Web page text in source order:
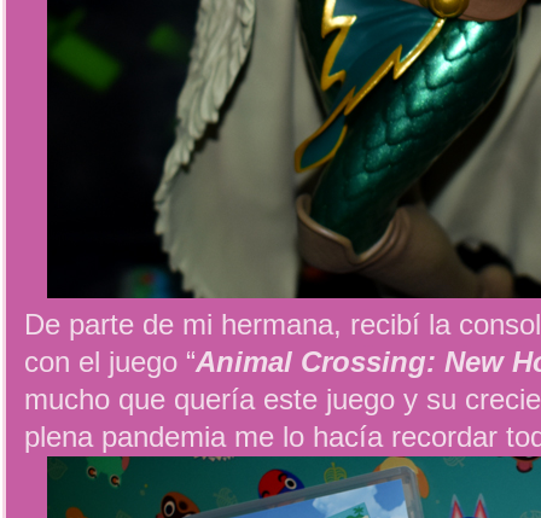
De parte de mi hermana, recibí la
con el juego “Animal Crossing: New
mucho que quería este juego y su
plena pandemia me lo hacía recordar